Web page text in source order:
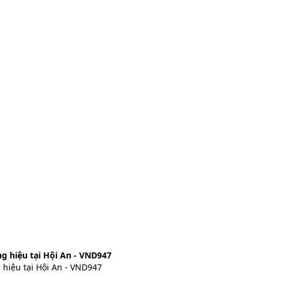
hiệu tại Hội An - VND947
tại Hội An - VND947